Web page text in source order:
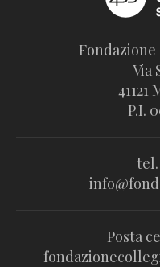
Via
41121
P.I.
tel.
Posta